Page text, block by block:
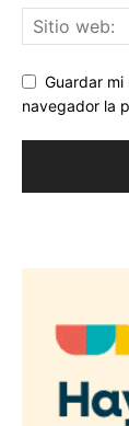
Guardar
navegador la